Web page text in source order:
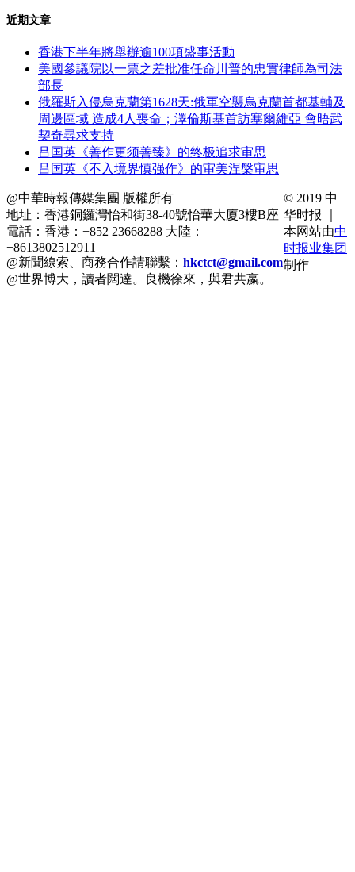
近期文章
香港下半年將舉辦逾100項盛事活動
美國參議院以一票之差批准任命川普的忠實律師為司法
部長
俄羅斯入侵烏克蘭第1628天:俄軍空襲烏克蘭首都基輔及
周邊區域 造成4人喪命；澤倫斯基首訪塞爾維亞 會晤武
契奇尋求支持
吕国英《善作更须善臻》的终极追求审思
吕国英《不入境界慎强作》的审美涅槃审思
@中華時報傳媒集團 版權所有
地址：香港銅鑼灣怡和街38-40號怡華大廈3樓B座
電話：香港：+852 23668288 大陸：
+8613802512911
@新聞線索、商務合作請聯繫： hkctct@gmail.com
@世界博大，讀者闊達。良機徐來，與君共嬴。
© 2019 中
华时报 ｜
本网站由中
时报业集团
制作